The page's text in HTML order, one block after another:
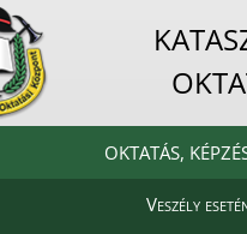
OKTATÁS,
Veszély